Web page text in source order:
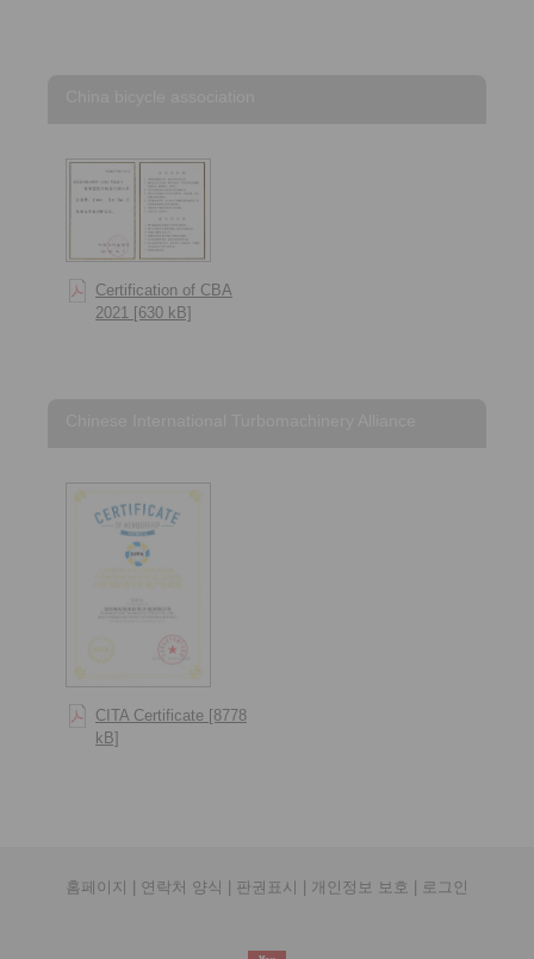
Certification of CBA
2021 [630 kB]
CITA Certificate [8778
kB]
홈페이지 연락처 양식 판권표시 개인정보 보호 로그인